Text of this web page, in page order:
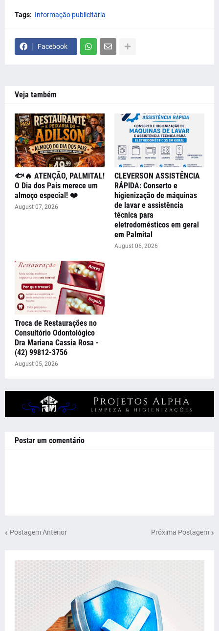
Tags: Informação publicitária
Facebook
Veja também
🐟🔥 ATENÇÃO, PALMITAL!
O Dia dos Pais merece um
almoço especial! ❤️
August 07, 2026
CLEVERSON ASSISTÊNCIA
RÁPIDA: Conserto e
higienização de máquinas
de lavar e assistência
técnica para
eletrodomésticos em geral
em Palmital
August 06, 2026
Troca de Restaurações no
Consultório Odontológico
Dra Mariana Cassia Rosa -
(42) 99812-3756
August 05, 2026
Postar um comentário
Postagem Anterior Próxima Postagem